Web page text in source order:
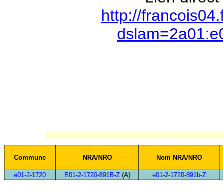
http://
Commune NRA/NRO Nom NRA/NRO
e01-2-1720 E01-2-1720-891B-Z(A) e01-2-1720-891b-Z